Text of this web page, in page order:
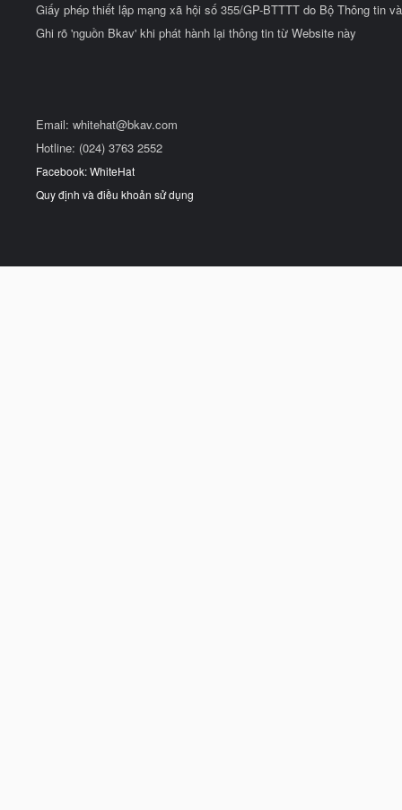
Giấy phép thiết lập mạng xã hội số 355/GP-BTTTT do Bộ Thông tin
Ghi rõ 'nguồn Bkav' khi phát hành lại thông tin từ Website này
Email: whitehat@bkav.com
Hotline: (024) 3763 2552
Facebook: WhiteHat
Quy định và điều khoản sử dụng